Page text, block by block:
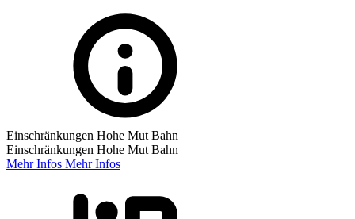
Einschränkungen Hohe Mut Bahn
Einschränkungen Hohe Mut Bahn
Mehr Infos Mehr Infos